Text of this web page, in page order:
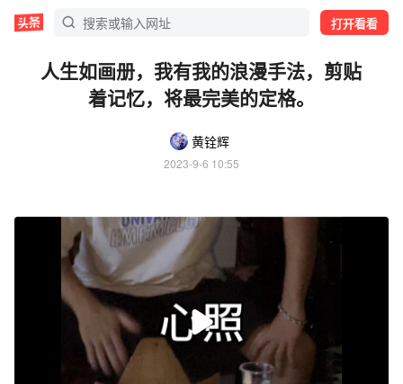
打开看看
人生如画册，我有我的浪漫手法，剪贴
着记忆，将最完美的定格。
黄铨辉
2023-9-6 10:55